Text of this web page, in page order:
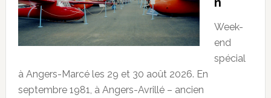
Week-
end
spécial
à Angers-Marcé les 29 et 30 août 2026. En
septembre 1981, à Angers-Avrillé – ancien